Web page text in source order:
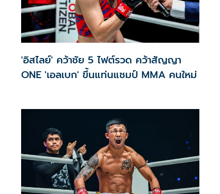
'อิสไลย์' คว้าชัย 5 ไฟต์รวด คว้าสัญญา
ONE 'เอลเบก' ขึ้นแท่นแชมป์ MMA คนใหม่